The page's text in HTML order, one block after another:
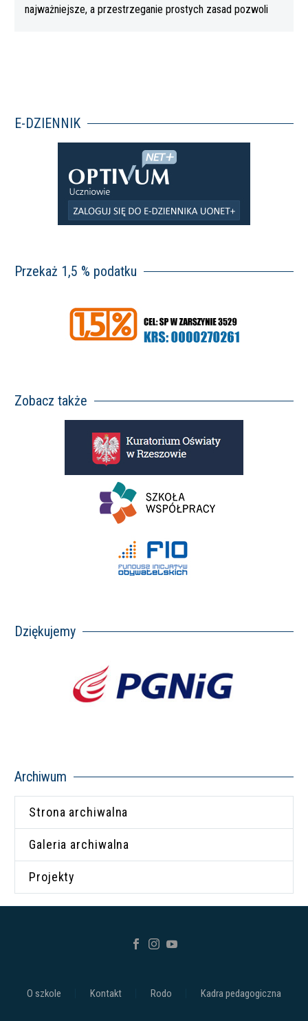
najważniejsze, a przestrzeganie prostych zasad pozwoli
E-DZIENNIK
Przekaż 1,5 % podatku
Zobacz także
Dziękujemy
Archiwum
Strona archiwalna
Galeria archiwalna
Projekty
O szkole Kontakt Rodo Kadra pedagogiczna